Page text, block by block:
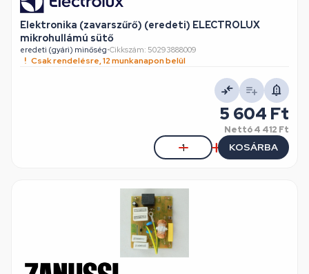
Elektronika (zavarszűrő) (eredeti) ELECTROLUX
mikrohullámú sütő
eredeti (gyári) minőség•Cikkszám: 50293888009
Csak rendelésre, 12 munkanapon belül
5 604 Ft
Nettó4 412 Ft
KOSÁRBA